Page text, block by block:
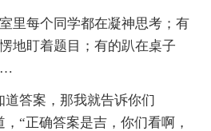
里每个同学都在凝神思考；有
地盯着题目；有的趴在桌子
道答案，那我就告诉你们
“正确答案是吉，你们看啊，